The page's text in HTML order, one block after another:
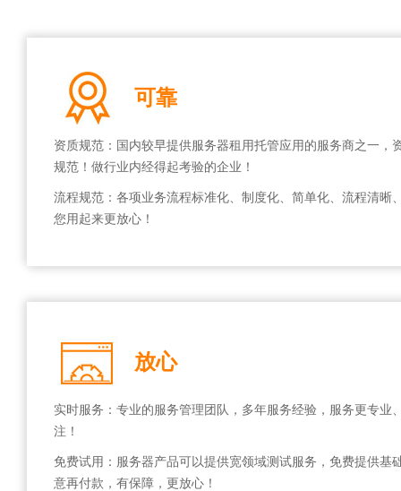
可靠
资质规范：国内较早提供服务器租用托管应用的服务商之一，
规范！做行业内经得起考验的企业！
流程规范：各项业务流程标准化、制度化、简单化、流程清晰
您用起来更放心！
放心
实时服务：专业的服务管理团队，多年服务经验，服务更专业
注！
免费试用：服务器产品可以提供宽领域测试服务，免费提供基
意再付款，有保障，更放心！